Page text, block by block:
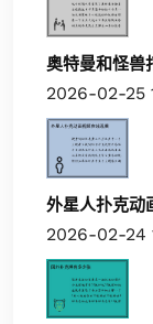
奥特曼和怪兽
2026-02-25
外星人扑克动
2026-02-24